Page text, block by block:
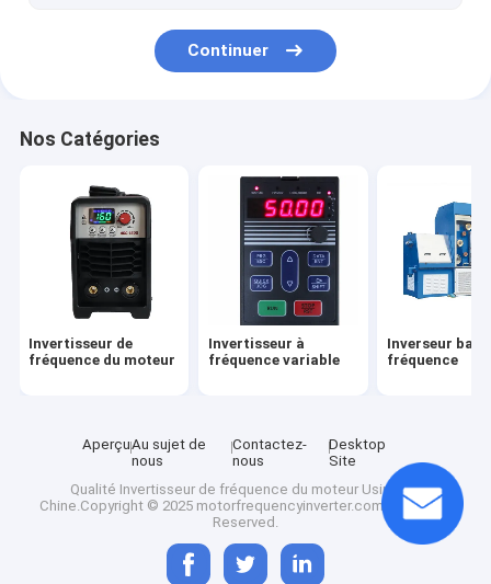
Continuer
Nos Catégories
Invertisseur de
fréquence du moteur
Invertisseur à
fréquence variable
Inverseur
fréquence
AperçuAu sujet de
nous
Contactez-
nous
Desktop
Site
Qualité Invertisseur de fréquence du moteur Usine De
Chine.Copyright © 2025 motorfrequencyinverter.com. All Rights
Reserved.